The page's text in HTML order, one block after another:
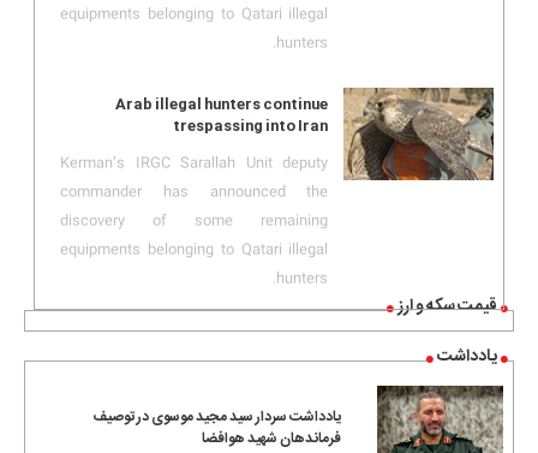
قیمت سکه و ارز
یادداشت
یادداشت سردار سید مجید موسوی در توصیف
فرماندهان شهید هوافضا
equipments belonging to Qatari illegal
hunters.
Arab illegal hunters continue
trespassing into Iran
Kerman’s IRGC Sarallah Unit deputy
commander has announced the
discovery of some remaining
equipments belonging to Qatari illegal
hunters.